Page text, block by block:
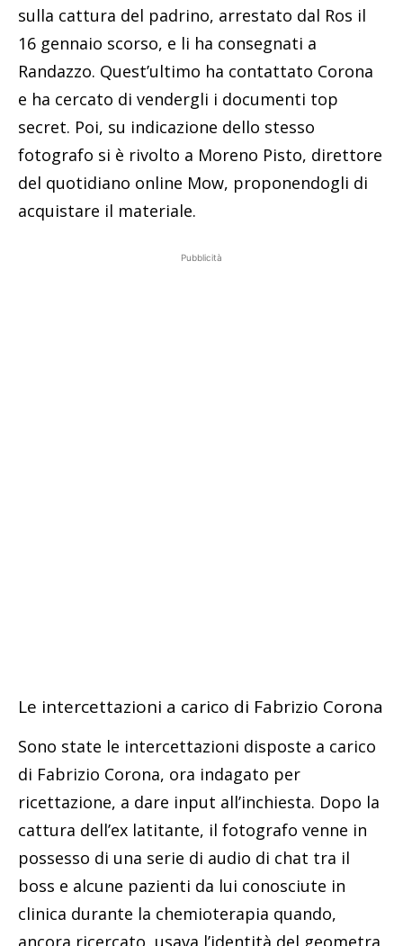
sulla cattura del padrino, arrestato dal Ros il
16 gennaio scorso, e li ha consegnati a
Randazzo. Quest’ultimo ha contattato Corona
e ha cercato di vendergli i documenti top
secret. Poi, su indicazione dello stesso
fotografo si è rivolto a Moreno Pisto, direttore
del quotidiano online Mow, proponendogli di
acquistare il materiale.
Pubblicità
Le intercettazioni a carico di Fabrizio Corona
Sono state le intercettazioni disposte a carico
di Fabrizio Corona, ora indagato per
ricettazione, a dare input all’inchiesta. Dopo la
cattura dell’ex latitante, il fotografo venne in
possesso di una serie di audio di chat tra il
boss e alcune pazienti da lui conosciute in
clinica durante la chemioterapia quando,